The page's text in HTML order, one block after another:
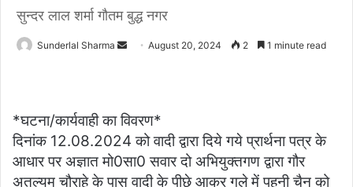
सुन्दर लाल शर्मा गौतम बुद्ध नगर
Sunderlal Sharma
SendAugust 20, 2024 2 1 minute read
*घटना/कार्यवाही का विवरण*
दिनांक 12.08.2024 को वादी द्वारा दिये गये प्रार्थना पत्र के
आधार पर अज्ञात मो0सा0 सवार दो अभियुक्तगण द्वारा गौर
अतुल्यम चौराहे के पास वादी के पीछे आकर गले में पहनी चैन को